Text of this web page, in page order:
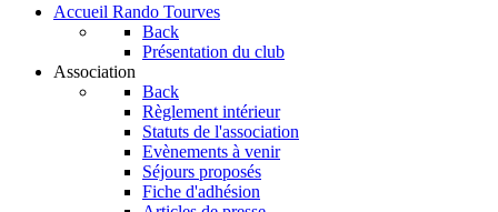
Accueil Rando Tourves
Back
Présentation du club
Association
Back
Règlement intérieur
Statuts de l'association
Evènements à venir
Séjours proposés
Fiche d'adhésion